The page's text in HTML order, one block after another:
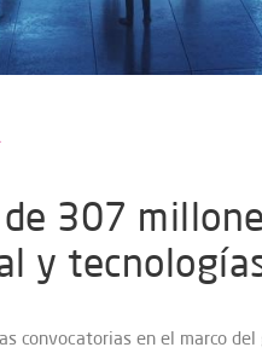
307
y
convocatorias en el marco